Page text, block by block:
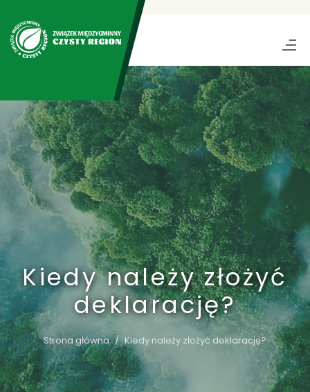
Kiedy należy złożyć
deklarację?
Strona główna Kiedy należy złożyć deklarację?